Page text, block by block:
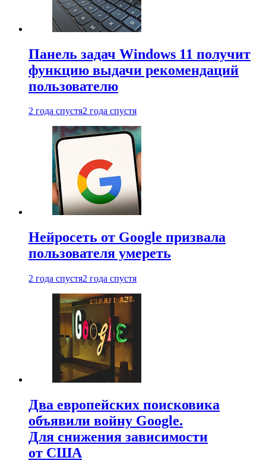
Панель задач Windows 11 получит
функцию выдачи рекомендаций
пользователю
2 года спустя2 года спустя
Нейросеть от Google призвала
пользователя умереть
2 года спустя2 года спустя
Два европейских поисковика
объявили войну Google.
Для снижения зависимости
от США